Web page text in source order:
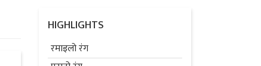
HIGHLIGHTS
रमाइलो रंग